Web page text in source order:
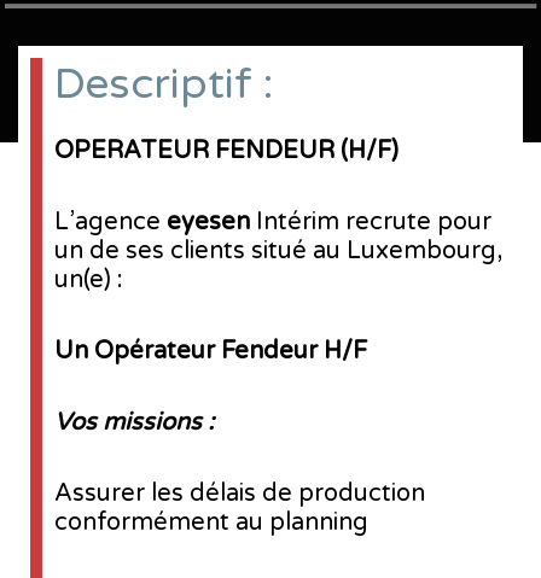
Descriptif :
OPERATEUR FENDEUR (H/F)
L’agence eyesen Intérim recrute pour
un de ses clients situé au Luxembourg,
un(e) :
Un Opérateur Fendeur H/F
Vos missions :
Assurer les délais de production
conformément au planning